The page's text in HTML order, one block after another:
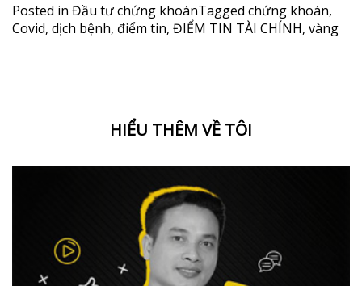
Posted in Đầu tư chứng khoánTagged chứng khoán,
Covid, dịch bệnh, điểm tin, ĐIỂM TIN TÀI CHÍNH, vàng
HIỂU THÊM VỀ TÔI